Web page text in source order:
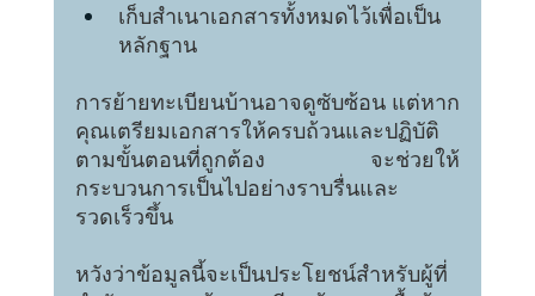
เก็บสำเนาเอกสารทั้งหมดไว้เพื่อเป็น
หลักฐาน
การย้ายทะเบียนบ้านอาจดูซับซ้อน แต่หาก
คุณเตรียมเอกสารให้ครบถ้วนและปฏิบัติ
ตามขั้นตอนที่ถูกต้อง จะช่วยให้
กระบวนการเป็นไปอย่างราบรื่นและ
รวดเร็วขึ้น
หวังว่าข้อมูลนี้จะเป็นประโยชน์สำหรับผู้ที่